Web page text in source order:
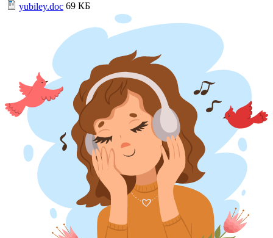
yubiley.doc 69 КБ